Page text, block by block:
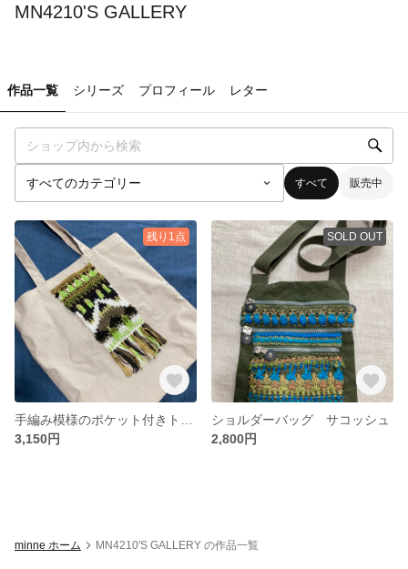
MN4210'S GALLERY
作品一覧 シリーズ プロフィール レター
すべて 販売中
残り1点
3,150円
SOLD OUT
ショルダーバッグ サコッシュ
2,800円
minne ホーム MN4210'S GALLERY の作品一覧